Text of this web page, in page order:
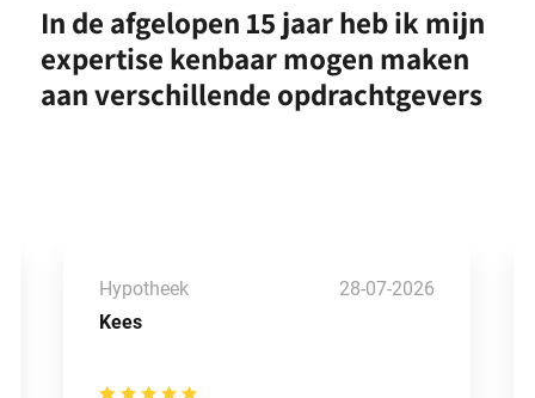
In de afgelopen 15 jaar heb ik mijn
expertise kenbaar mogen maken
aan verschillende opdrachtgevers
Kees
Hypotheek 28-07-2026